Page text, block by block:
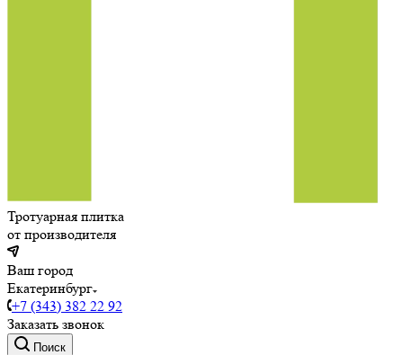
Тротуарная плитка
от производителя
Ваш город
Екатеринбург
+7 (343) 382 22 92
Заказать звонок
Поиск